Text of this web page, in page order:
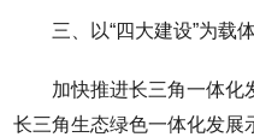
三、以“四大建设”为载
加快推进长三角一体化
长三角生态绿色一体化发展